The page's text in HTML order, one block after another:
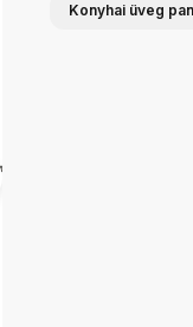
Konyhai üveg